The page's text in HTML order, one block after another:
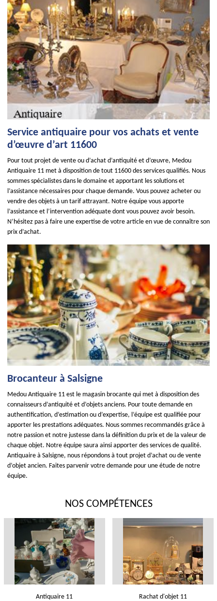
Service antiquaire pour vos achats et vente
d’œuvre d’art 11600
Pour tout projet de vente ou d’achat d’antiquité et d’œuvre, Medou
Antiquaire 11 met à disposition de tout 11600 des services qualifiés. Nous
sommes spécialistes dans le domaine et apportant les solutions et
l’assistance nécessaires pour chaque demande. Vous pouvez acheter ou
vendre des objets à un tarif attrayant. Notre équipe vous apporte
l’assistance et l’intervention adéquate dont vous pouvez avoir besoin.
N’hésitez pas à faire une expertise de votre article en vue de connaître son
prix d’achat.
Brocanteur à Salsigne
Medou Antiquaire 11 est le magasin brocante qui met à disposition des
connaisseurs d’antiquité et d’objets anciens. Pour toute demande en
authentification, d’estimation ou d’expertise, l’équipe est qualifiée pour
apporter les prestations adéquates. Nous sommes recommandés grâce à
notre passion et notre justesse dans la définition du prix et de la valeur de
chaque objet. Notre équipe saura ainsi apporter des services de qualité.
Antiquaire à Salsigne, nous répondons à tout projet d’achat ou de vente
d’objet ancien. Faites parvenir votre demande pour une étude de notre
équipe.
NOS COMPÉTENCES
Antiquaire 11 Rachat d'objet 11